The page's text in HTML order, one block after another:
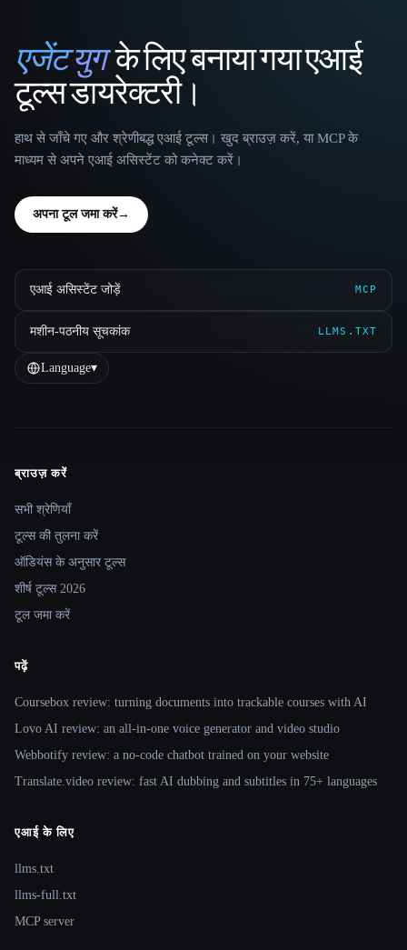
That AI Collection
एजेंट युगके लिए बनाया गया एआई
टूल्स डायरेक्टरी।
हाथ से जाँचे गए और श्रेणीबद्ध एआई टूल्स। खुद ब्राउज़ करें, या MCP के
माध्यम से अपने एआई असिस्टेंट को कनेक्ट करें।
अपना टूल जमा करें→
एआई असिस्टेंट जोड़ें MCP
मशीन-पठनीय सूचकांक LLMS.TXT
Language▾
Site navigation
ब्राउज़ करें
सभी श्रेणियाँ
टूल्स की तुलना करें
ऑडियंस के अनुसार टूल्स
शीर्ष टूल्स 2026
टूल जमा करें
पढ़ें
Coursebox review: turning documents into trackable courses with AI
Lovo AI review: an all-in-one voice generator and video studio
Webbotify review: a no-code chatbot trained on your website
Translate.video review: fast AI dubbing and subtitles in 75+ languages
एआई के लिए
llms.txt
llms-full.txt
MCP server